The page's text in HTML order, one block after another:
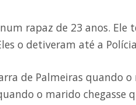
rapaz de 23 anos.
o detiveram até a
de Palmeiras quando
o marido chegasse